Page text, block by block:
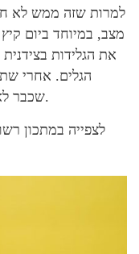
למרות שזה ממש לא
מצב, במיוחד ביום
את הגלידות
הגלים. אחרי
שכבר לא תרצו לקנות ארטיקים וגלידות בסופר.
לצפייה במתכון